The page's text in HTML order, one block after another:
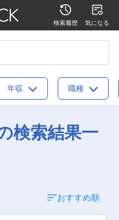
検索履歴 気になる
年収 職種
検索結果一
おすすめ順